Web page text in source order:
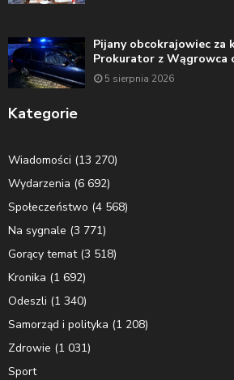
Pijany obcokrajowiec za
Prokurator z Wągrowca
5 sierpnia 2026
Kategorie
Wiadomości (13 270)
Wydarzenia (6 692)
Społeczeństwo (4 568)
Na sygnale (3 771)
Gorący temat(3 518)
Kronika (1 692)
Odeszli (1 340)
Samorząd i polityka (1 208)
Zdrowie (1 031)
Sport